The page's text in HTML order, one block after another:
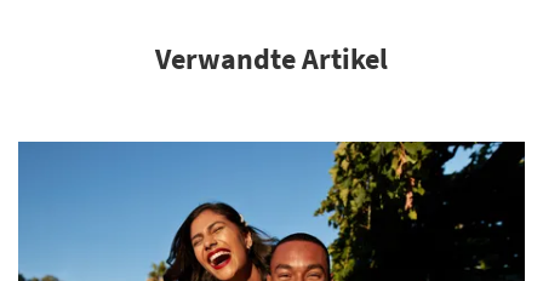
Verwandte Artikel